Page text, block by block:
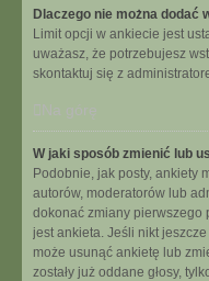
Dlaczego nie można dodać
Limit opcji w ankiecie jest
uważasz, że potrzebujesz
skontaktuj się z
Na górę
W jaki sposób zmienić lub
Podobnie, jak posty, ankiety
autorów, moderatorów lub
dokonać zmiany pierwszego
jest ankieta. Jeśli nikt
może usunąć ankietę lub
zostały już oddane głosy,